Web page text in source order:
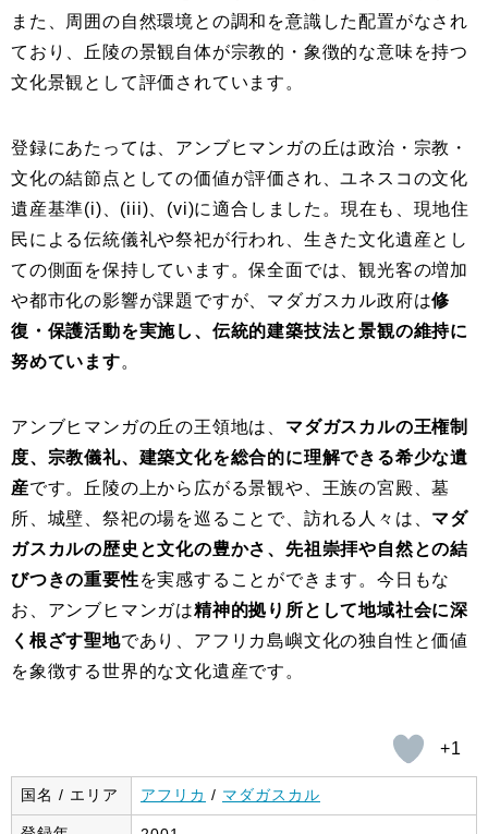
また、周囲の自然環境との調和を意識した配置がなされ
ており、丘陵の景観自体が宗教的・象徴的な意味を持つ
文化景観として評価されています。
登録にあたっては、アンブヒマンガの丘は政治・宗教・
文化の結節点としての価値が評価され、ユネスコの文化
遺産基準(i)、(iii)、(vi)に適合しました。現在も、現地住
民による伝統儀礼や祭祀が行われ、生きた文化遺産とし
ての側面を保持しています。保全面では、観光客の増加
や都市化の影響が課題ですが、マダガスカル政府は修
復・保護活動を実施し、伝統的建築技法と景観の維持に
努めています。
アンブヒマンガの丘の王領地は、 マダガスカルの王権制
度、宗教儀礼、建築文化を総合的に理解できる希少な遺
産です。丘陵の上から広がる景観や、王族の宮殿、墓
所、城壁、祭祀の場を巡ることで、訪れる人々は、 マダ
ガスカルの歴史と文化の豊かさ、先祖崇拝や自然との結
びつきの重要性を実感することができます。今日もな
お、アンブヒマンガは精神的拠り所として地域社会に深
く根ざす聖地であり、アフリカ島嶼文化の独自性と価値
を象徴する世界的な文化遺産です。
+1
国名 / エリア アフリカ / マダガスカル